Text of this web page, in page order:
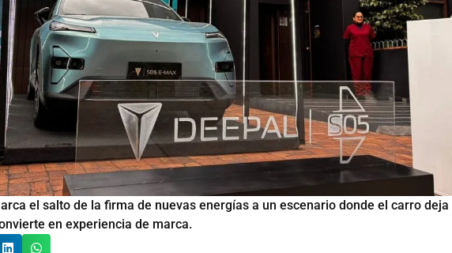
el salto de la firma de nuevas energías a un escenario donde el carro deja
en experiencia de marca.